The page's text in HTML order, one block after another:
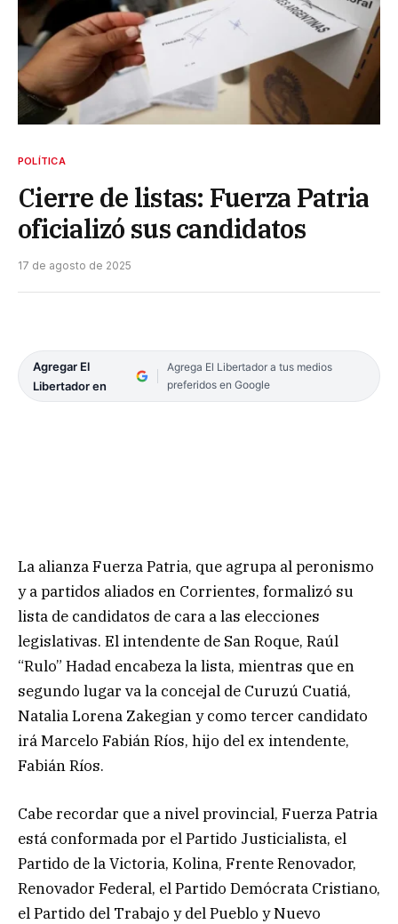
POLÍTICA
Cierre de listas: Fuerza Patria
oficializó sus candidatos
17 de agosto de 2025
Agregar El
Libertador en
Agrega El Libertador a tus medios
preferidos en Google
La alianza Fuerza Patria, que agrupa al peronismo
y a partidos aliados en Corrientes, formalizó su
lista de candidatos de cara a las elecciones
legislativas. El intendente de San Roque, Raúl
“Rulo” Hadad encabeza la lista, mientras que en
segundo lugar va la concejal de Curuzú Cuatiá,
Natalia Lorena Zakegian y como tercer candidato
irá Marcelo Fabián Ríos, hijo del ex intendente,
Fabián Ríos.
Cabe recordar que a nivel provincial, Fuerza Patria
está conformada por el Partido Justicialista, el
Partido de la Victoria, Kolina, Frente Renovador,
Renovador Federal, el Partido Demócrata Cristiano,
el Partido del Trabajo y del Pueblo y Nuevo